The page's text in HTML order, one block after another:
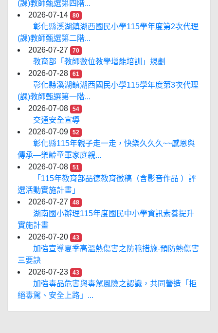
(課)教師甄選第四階...
2026-07-14
80
彰化縣溪湖鎮湖西國民小學115學年度第2次代理
(課)教師甄選第二階...
2026-07-27
70
教育部「教師數位教學增能培訓」規劃
2026-07-28
61
彰化縣溪湖鎮湖西國民小學115學年度第3次代理
(課)教師甄選第一階...
2026-07-08
54
交通安全宣導
2026-07-09
52
彰化縣115年親子走一走，快樂久久久~~感恩與
傳承—樂齡童軍家庭親...
2026-07-08
51
「115年教育部品德教育徵稿（含影音作品 ）評
選活動實施計畫」
2026-07-27
48
湖南國小辦理115年度國民中小學資訊素養提升
實施計畫
2026-07-20
43
加強宣導夏季高溫熱傷害之防範措施-預防熱傷害
三要訣
2026-07-23
43
加強毒品危害與毒駕風險之認識，共同營造「拒
絕毒駕、安全上路」...